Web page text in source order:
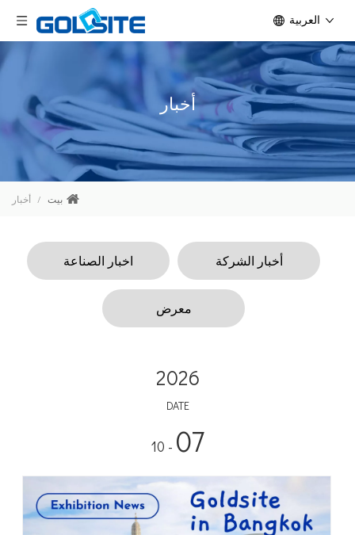
العربية
أخبار
بيت / أخبار
أخبار الشركة اخبار الصناعة
معرض
2026
DATE
07
- 10